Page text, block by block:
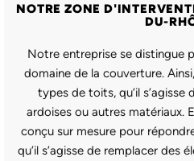
NOTRE ZONE
DU-
Notre entreprise se distingue
domaine de la couverture.
types de toits, qu’il s’agisse
ardoises ou autres matériaux.
conçu sur mesure pour
qu’il s’agisse de remplacer des